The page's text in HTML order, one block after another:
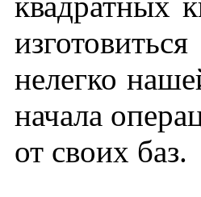
нелегко
начала
от своих баз.